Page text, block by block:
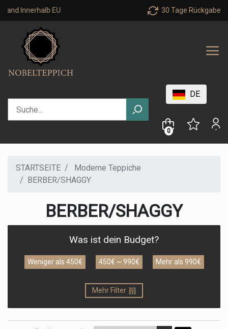
EU 30 Tage Rückgaberecht
DE
0
STARTSEITE
Moderne Teppiche
BERBER/SHAGGY
BERBER/SHAGGY
Was ist dein Budget?
Weniger als 450€ 450€ ~ 990€ Mehr als 990€
Mehr Filter